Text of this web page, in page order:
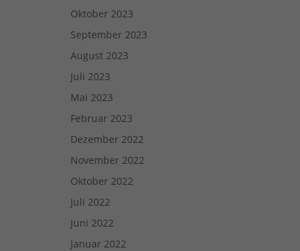
Oktober 2023
September 2023
August 2023
Juli 2023
Mai 2023
Februar 2023
Dezember 2022
November 2022
Oktober 2022
Juli 2022
Juni 2022
Januar 2022